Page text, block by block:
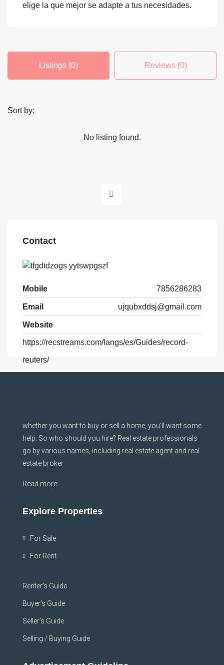
elige la que mejor se adapte a tus necesidades.
Listings (0) Reviews (0)
Sort by:
No listing found.
Contact
Mobile 7856286283
Email ujqubxddsj@gmail.com
Website
https://recstreams.com/langs/es/Guides/record-
reuters/
whether you want to buy or sell a home, you’ll want some
help. So who should you hire? Real estate professionals
go by various names, including real estate agent and real
estate broker
Read more
Explore Properties
For Sale
For Rent
Renter’s Guide
Buyer’s Guide
Seller’s Guide
Selling / Buying Guide